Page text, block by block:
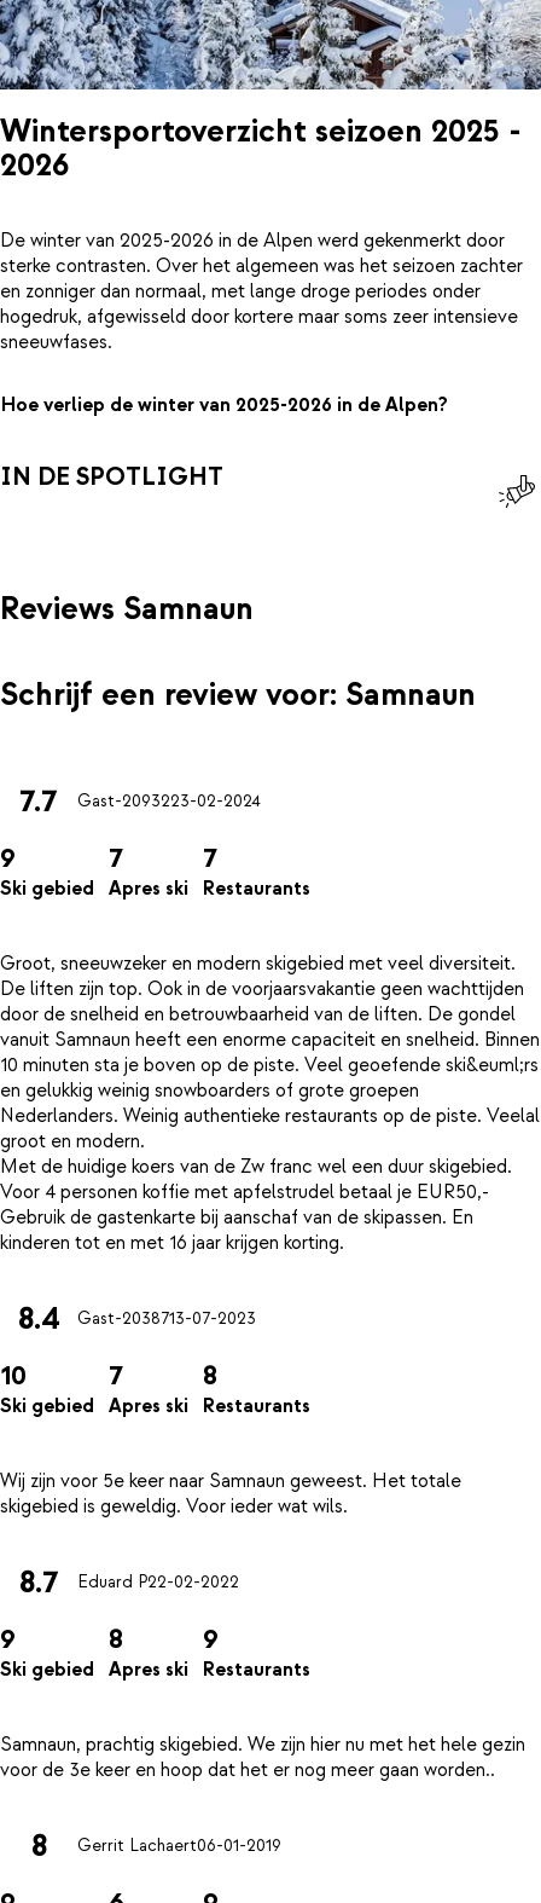
Wintersportoverzicht seizoen 2025 -
2026
De winter van 2025-2026 in de Alpen werd gekenmerkt door
sterke contrasten. Over het algemeen was het seizoen zachter
en zonniger dan normaal, met lange droge periodes onder
hogedruk, afgewisseld door kortere maar soms zeer intensieve
sneeuwfases.
Hoe verliep de winter van 2025-2026 in de Alpen?
IN DE SPOTLIGHT
Reviews Samnaun
Schrijf een review voor: Samnaun
7.7 Gast-2093223-02-2024
9
Ski gebied
7
Apres ski
7
Restaurants
Groot, sneeuwzeker en modern skigebied met veel diversiteit.
De liften zijn top. Ook in de voorjaarsvakantie geen wachttijden
door de snelheid en betrouwbaarheid van de liften. De gondel
vanuit Samnaun heeft een enorme capaciteit en snelheid. Binnen
10 minuten sta je boven op de piste. Veel geoefende ski&euml;rs
en gelukkig weinig snowboarders of grote groepen
Nederlanders. Weinig authentieke restaurants op de piste. Veelal
groot en modern.
Met de huidige koers van de Zw franc wel een duur skigebied.
Voor 4 personen koffie met apfelstrudel betaal je EUR50,-
Gebruik de gastenkarte bij aanschaf van de skipassen. En
8.4 Gast-2038713-07-2023
10
Ski gebied
7
Apres ski
8
Restaurants
Wij zijn voor 5e keer naar Samnaun geweest. Het totale
8.7 Eduard P22-02-2022
9
Ski gebied
8
Apres ski
9
Restaurants
Samnaun, prachtig skigebied. We zijn hier nu met het hele gezin
8 Gerrit Lachaert06-01-2019